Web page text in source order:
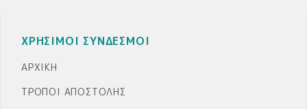
ΧΡΗΣΙΜΟΙ ΣΥΝΔΕΣΜΟΙ
ΑΡΧΙΚΉ
ΤΡΌΠΟΙ ΑΠΟΣΤΟΛΉΣ